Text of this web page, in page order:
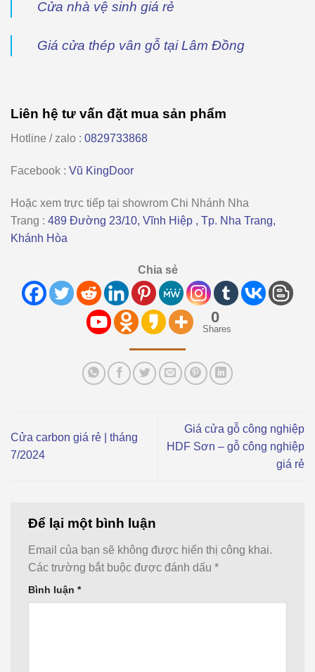
Cửa nhà vệ sinh giá rẻ
Giá cửa thép vân gỗ tại Lâm Đồng
Liên hệ tư vấn đặt mua sản phẩm
Hotline / zalo : 0829733868
Facebook : Vũ KingDoor
Hoặc xem trực tiếp tại showrom Chi Nhánh Nha
Trang : 489 Đường 23/10, Vĩnh Hiệp , Tp. Nha Trang,
Khánh Hòa
Chia sẻ
0
Shares
Cửa carbon giá rẻ | tháng
7/2024
Giá cửa gỗ công nghiệp
HDF Sơn – gỗ công nghiệp
giá rẻ
Để lại một bình luận
Email của bạn sẽ không được hiển thị công khai.
Các trường bắt buộc được đánh dấu *
Bình luận *